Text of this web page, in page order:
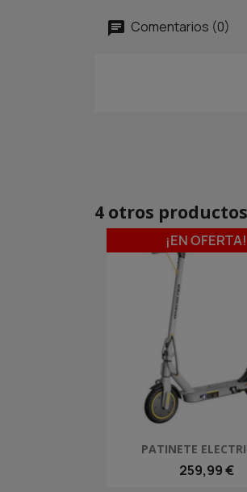
Comentarios (0)
4 otros
Vista
PATINETE
259,99 €
¡EN OFERTA!